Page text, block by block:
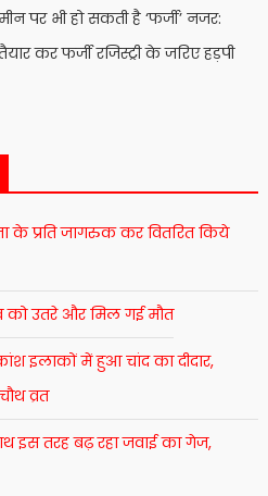
पर भी हो सकती है ‘फर्जी’ नजर:
कर फर्जी रजिस्ट्री के जरिए हड़पी
के प्रति जागरुक कर वितरित किये
को उतरे और मिल गई मौत
इलाकों में हुआ चांद का दीदार,
व्रत
इस तरह बढ़ रहा जवाई का गेज,